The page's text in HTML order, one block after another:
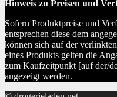
Hinweis zu Preisen und
Sofern Produktpreise und
entsprechen diese dem
können sich auf der
eines Produkts gelten die
zum Kaufzeitpunkt [auf der/
angezeigt werden.